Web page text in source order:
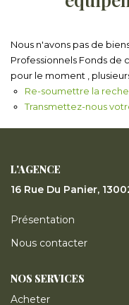
Créer une alerte
Nous n'avons pas de
Professionnels Fonds
pour le moment ,
Re-soumettre la
Transmettez-nous
L'AGENCE
16 Rue Du Panier,
Présentation
Nous contacter
NOS SERVICES
Acheter